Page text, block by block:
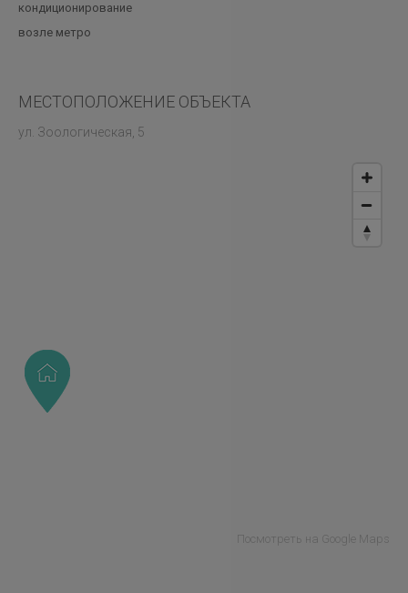
кондиционирование
возле метро
МЕСТОПОЛОЖЕНИЕ ОБЪЕКТА
ул. Зоологическая, 5
Посмотреть на Google Maps